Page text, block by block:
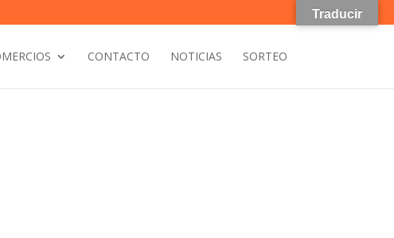
CONTACTO NOTICIAS SORTEO
Traducir